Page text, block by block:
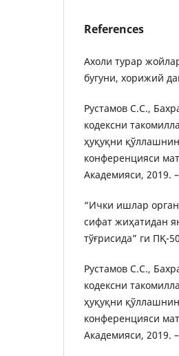
References
Ахоли турар
бугуни, хорижий
Рустамов С.С.,
кодексни
ҳуқуқни
конференцияси
Академияси, 2019.
“Ички ишлар
сифат жиҳатидан
тўғрисида” ги ПҚ-
Рустамов С.С.,
кодексни
ҳуқуқни
конференцияси
Академияси, 2019.